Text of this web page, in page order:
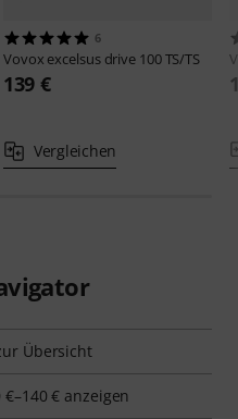
6
Vovox excelsus drive 100 TS/TS
139 €
Vergleichen
Übersicht
€ anzeigen